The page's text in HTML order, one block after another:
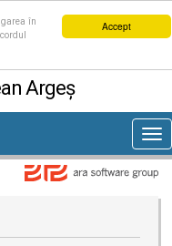
Accept
în
Argeș